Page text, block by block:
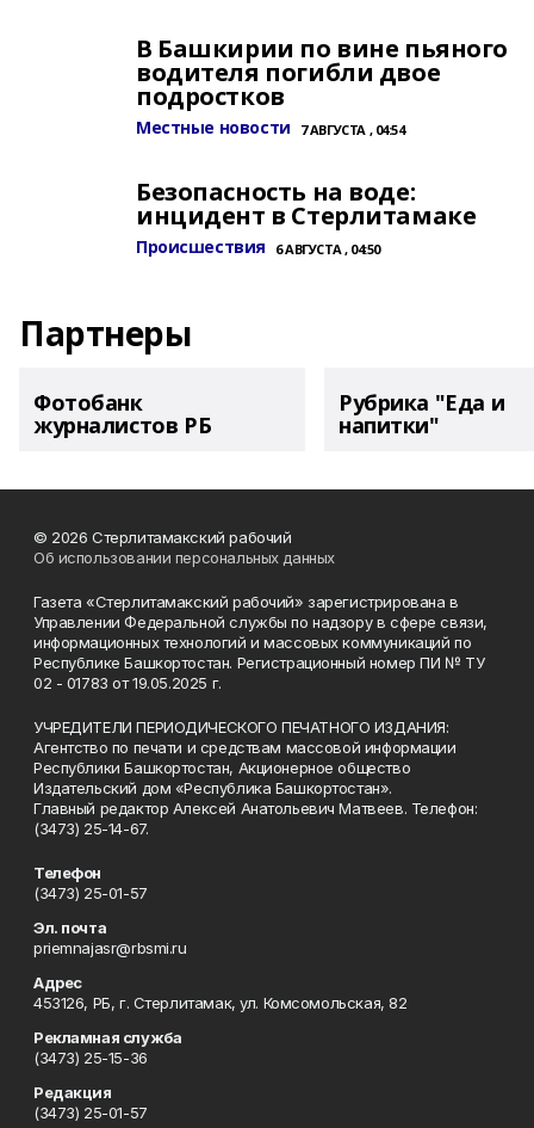
В Башкирии по вине пьяного
водителя погибли двое
подростков
Местные новости 7 АВГУСТА , 04:54
Безопасность на воде:
инцидент в Стерлитамаке
Происшествия 6 АВГУСТА , 04:50
Партнеры
Фотобанк
журналистов РБ
Рубрика "Еда и
напитки"
© 2026 Стерлитамакский рабочий
Об использовании персональных данных
Газета «Стерлитамакский рабочий» зарегистрирована в
Управлении Федеральной службы по надзору в сфере связи,
информационных технологий и массовых коммуникаций по
Республике Башкортостан. Регистрационный номер ПИ № ТУ
02 - 01783 от 19.05.2025 г.
УЧРЕДИТЕЛИ ПЕРИОДИЧЕСКОГО ПЕЧАТНОГО ИЗДАНИЯ:
Агентство по печати и средствам массовой информации
Республики Башкортостан, Акционерное общество
Издательский дом «Республика Башкортостан».
Главный редактор Алексей Анатольевич Матвеев. Телефон:
(3473) 25-14-67.
Телефон
(3473) 25-01-57
Эл. почта
priemnajasr@rbsmi.ru
Адрес
453126, РБ, г. Стерлитамак, ул. Комсомольская, 82
Рекламная служба
(3473) 25-15-36
Редакция
(3473) 25-01-57